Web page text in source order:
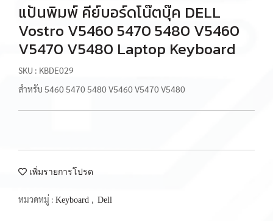
แป้นพิมพ์ คีย์บอร์ดโน๊ตบุ๊ค DELL
Vostro V5460 5470 5480 V5460
V5470 V5480 Laptop Keyboard
SKU : KBDE029
สำหรับ 5460 5470 5480 V5460 V5470 V5480
เพิ่มรายการโปรด
หมวดหมู่ : Keyboard , Dell